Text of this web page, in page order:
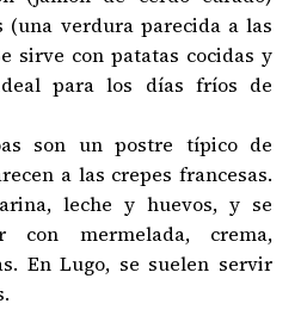
(una verdura parecida a las
sirve con patatas cocidas y
para los días fríos de
son un postre típico de
a las crepes francesas.
leche y huevos, y se
con mermelada, crema,
En Lugo, se suelen servir